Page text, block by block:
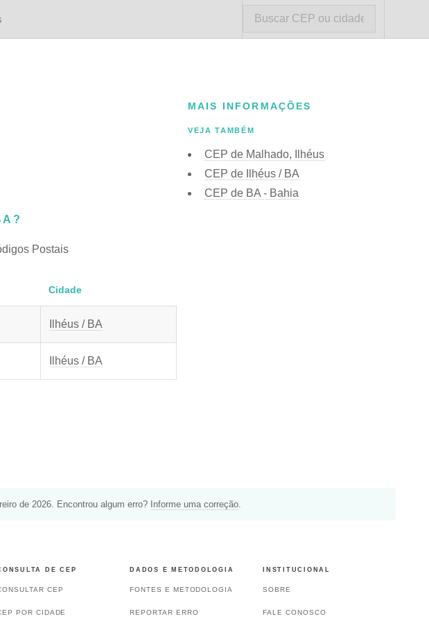
Postais
Cidade
Ilhéus / BA
Ilhéus / BA
MAIS INFORMAÇÕES
VEJA TAMBÉM
CEP de Malhado, Ilhéus
CEP de Ilhéus / BA
CEP de BA - Bahia
de 2026. Encontrou algum erro? Informe uma correção
DE CEP
CEP
POR CIDADE
DADOS E METODOLOGIA
FONTES E METODOLOGIA
REPORTAR ERRO
INSTITUCIONAL
SOBRE
FALE CONOSCO